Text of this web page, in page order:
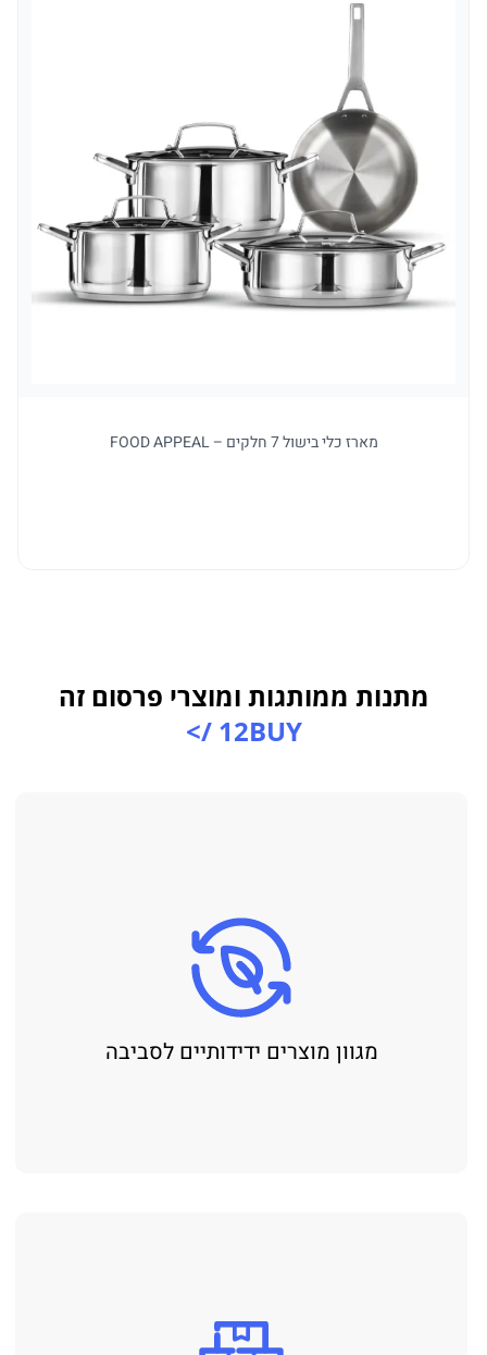
מארז כלי בישול 7 חלקים – FOOD APPEAL
מתנות ממותגות ומוצרי פרסום זה
12BUY />
מגוון מוצרים ידידותיים לסביבה